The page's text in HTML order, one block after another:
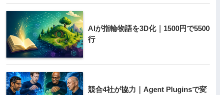
AIが指輪物語を3D化｜1500円で5500
行
競合4社が協力｜Agent Pluginsで変